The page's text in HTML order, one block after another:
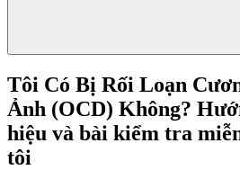
Tôi Có Bị Rối Loạn
Ảnh (OCD) Không?
hiệu và bài kiểm tra
tôi